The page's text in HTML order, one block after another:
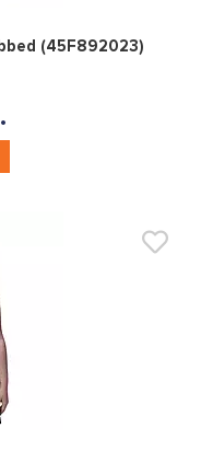
0
(45F892023)